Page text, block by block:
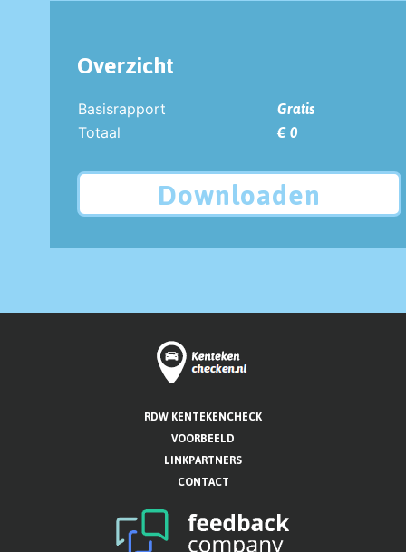
Overzicht
Basisrapport
Gratis
Totaal
€ 0
Downloaden
RDW KENTEKENCHECK
VOORBEELD
LINKPARTNERS
CONTACT